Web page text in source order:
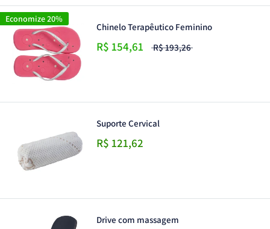
Economize 20%
Chinelo Terapêutico Feminino
R$ 154,61 R$ 193,26
Suporte Cervical
R$ 121,62
Drive com massagem